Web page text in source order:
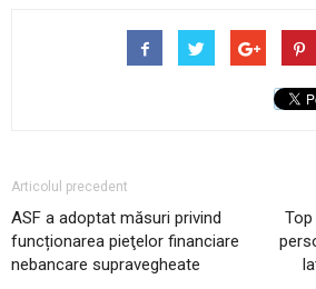
Articolul precedent
ASF a adoptat măsuri privind
funcționarea pieţelor financiare
nebancare supravegheate